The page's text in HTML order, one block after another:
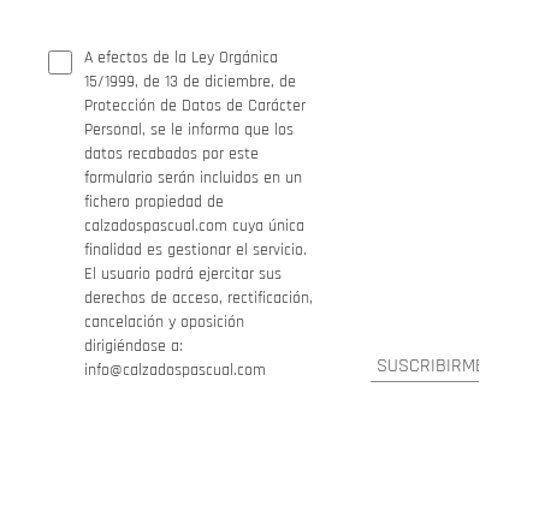
A efectos de la Ley Orgánica
15/1999, de 13 de diciembre, de
Protección de Datos de Carácter
Personal, se le informa que los
datos recabados por este
formulario serán incluidos en un
fichero propiedad de
calzadospascual.com cuya única
finalidad es gestionar el servicio.
El usuario podrá ejercitar sus
derechos de acceso, rectificación,
cancelación y oposición
dirigiéndose a:
info@calzadospascual.com